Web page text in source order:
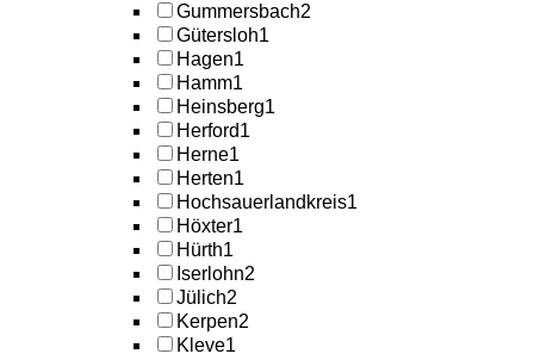
Gummersbach2
Gütersloh1
Hagen1
Hamm1
Heinsberg1
Herford1
Herne1
Herten1
Hochsauerlandkreis1
Höxter1
Hürth1
Iserlohn2
Jülich2
Kerpen2
Kleve1